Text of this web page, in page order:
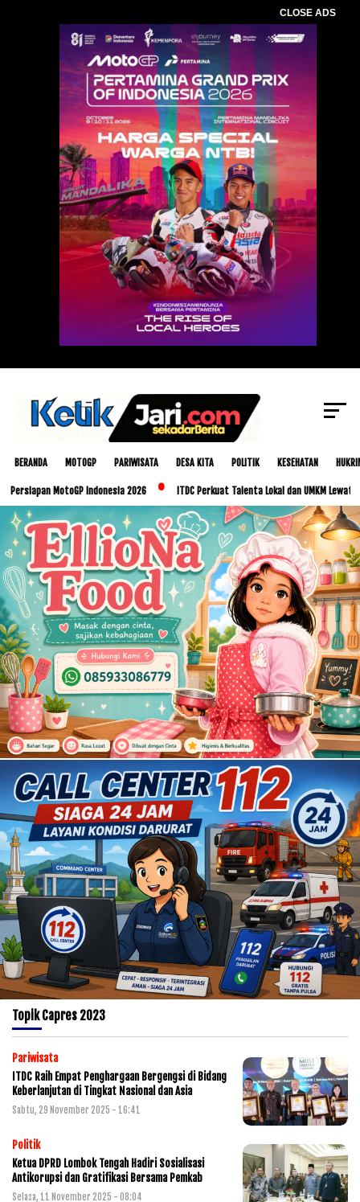
CLOSE ADS
BERANDA MOTOGP PARIWISATA DESA KITA POLITIK KESEHATAN
MotoGP Indonesia 2026 ITDC Perkuat Talenta Lokal dan UMKM Lewat
TopikCapres 2023
Pariwisata
ITDC Raih Empat Penghargaan Bergengsi di Bidang
Keberlanjutan di Tingkat Nasional dan Asia
Sabtu, 29 November 2025 - 16:41
Politik
Ketua DPRD Lombok Tengah Hadiri Sosialisasi
Antikorupsi dan Gratifikasi Bersama Pemkab
Selasa, 11 November 2025 - 08:04